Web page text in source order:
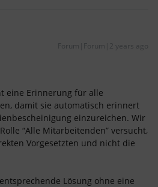
Forum|Forum|2 years ago
eine Erinnerung für alle
damit sie automatisch erinnert
einzureichen. Wir
“Alle Mitarbeitenden” versucht,
Vorgesetzten und nicht die
Lösung ohne eine